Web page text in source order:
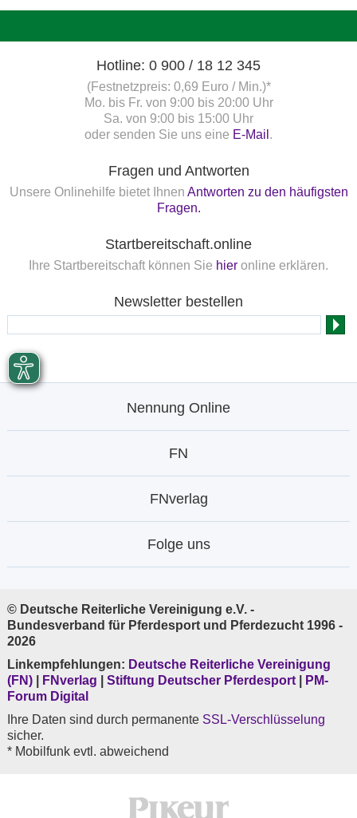
Hotline: 0 900 / 18 12 345
(Festnetzpreis: 0,69 Euro / Min.)*
Mo. bis Fr. von 9:00 bis 20:00 Uhr
Sa. von 9:00 bis 15:00 Uhr
oder senden Sie uns eine E-Mail .
Fragen und Antworten
Unsere Onlinehilfe bietet Ihnen Antworten zu den häufigsten
Fragen.
Startbereitschaft.online
Ihre Startbereitschaft können Sie hier online erklären.
Newsletter bestellen
Nennung Online
FN
FNverlag
Folge uns
© Deutsche Reiterliche Vereinigung e.V. -
Bundesverband für Pferdesport und Pferdezucht 1996 -
2026
Linkempfehlungen: Deutsche Reiterliche Vereinigung
(FN)
FNverlag Stiftung Deutscher Pferdesport
PM-
Forum Digital
Ihre Daten sind durch permanente SSL-Verschlüsselung
sicher.
* Mobilfunk evtl. abweichend